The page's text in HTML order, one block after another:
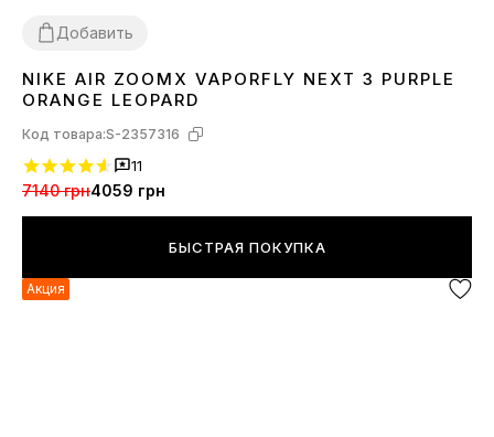
Добавить
3739 40 41 434445
NIKE AIR ZOOMX VAPORFLY NEXT 3 PURPLE
ORANGE LEOPARD
Код товара:S-2357316
11
7140 грн4059 грн
БЫСТРАЯ ПОКУПКА
Акция